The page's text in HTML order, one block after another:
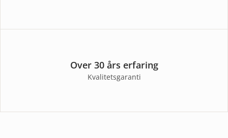
Over 30 års erfaring
Kvalitetsgaranti